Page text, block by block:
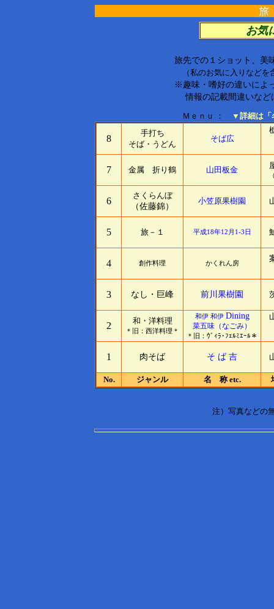
お気
旅先での１ショット、美
（私のお気に入りなどを
※趣味・嗜好の違いによ
情報の記載間違いなど
Ｍｅｎｕ ： ▼詳細は「
8
手打ち
そば・うどん
そば広
7 金属 折り鶴 山田板金
（
6
さくらんぼ
（佐藤錦）
小笠原果樹園
5 旅－１ 平成18年12月1-3日
4 創作料理 かくれん房
3 なし・巨峰 前川果樹園
2 和・洋料理
＊旧：西洋料理＊
和伊 和伊 Dining
菜五味（なごみ）
＊旧：ｳﾞｨﾗ･ﾌｪﾙﾐｴｰﾙ＊
1 肉そば そ ば 吉
No. ジャンル 名 称 etc.
注）写真などの